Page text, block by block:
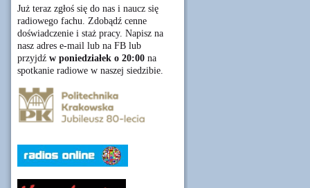
Już teraz zgłoś się do nas i naucz się
radiowego fachu. Zdobądź cenne
doświadczenie i staż pracy. Napisz na
nasz adres e-mail lub na FB lub
przyjdź w poniedziałek o 20:00 na
spotkanie radiowe w naszej siedzibie.